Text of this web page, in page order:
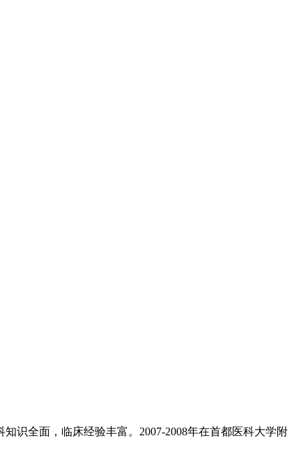
识全面，临床经验丰富。2007-2008年在首都医科大学附